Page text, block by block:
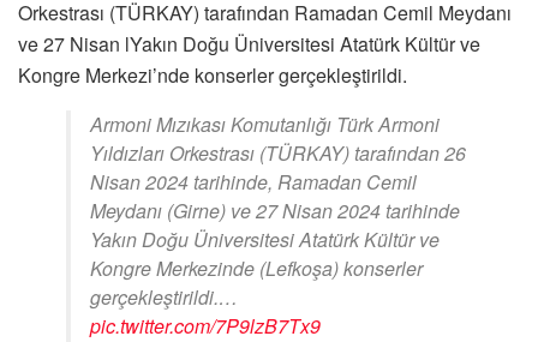
Orkestrası (TÜRKAY) tarafından Ramadan Cemil Meydanı
ve 27 Nisan lYakın Doğu Üniversitesi Atatürk Kültür ve
Kongre Merkezi’nde konserler gerçekleştirildi.
Armoni Mızıkası Komutanlığı Türk Armoni
Yıldızları Orkestrası (TÜRKAY) tarafından 26
Nisan 2024 tarihinde, Ramadan Cemil
Meydanı (Girne) ve 27 Nisan 2024 tarihinde
Yakın Doğu Üniversitesi Atatürk Kültür ve
Kongre Merkezinde (Lefkoşa) konserler
gerçekleştirildi.…
pic.twitter.com/7P9lzB7Tx9